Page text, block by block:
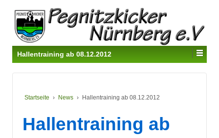
Hallentraining ab 08.12.2012
Startseite › News › Hallentraining ab 08.12.2012
Hallentraining ab